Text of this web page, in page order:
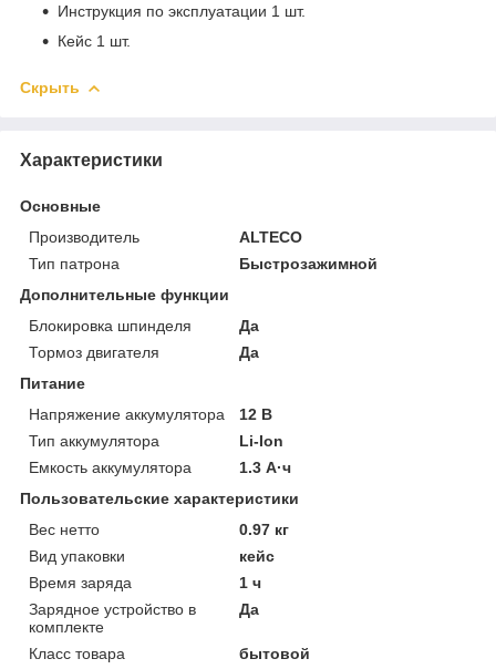
Инструкция по эксплуатации 1 шт.
Кейс 1 шт.
Скрыть
Характеристики
Основные
Производитель
ALTECO
Тип патрона
Быстрозажимной
Дополнительные функции
Блокировка шпинделя
Да
Тормоз двигателя
Да
Питание
Напряжение аккумулятора
12 В
Тип аккумулятора
Li-Ion
Емкость аккумулятора
1.3 А·ч
Пользовательские характеристики
Вес нетто
0.97 кг
Вид упаковки
кейс
Время заряда
1 ч
Зарядное устройство в
комплекте
Да
Класс товара
бытовой